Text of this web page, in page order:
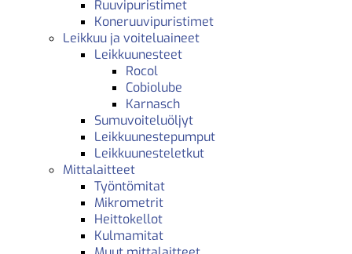
Ruuvipuristimet
Koneruuvipuristimet
Leikkuu ja voiteluaineet
Leikkuunesteet
Rocol
Cobiolube
Karnasch
Sumuvoiteluöljyt
Leikkuunestepumput
Leikkuunesteletkut
Mittalaitteet
Työntömitat
Mikrometrit
Heittokellot
Kulmamitat